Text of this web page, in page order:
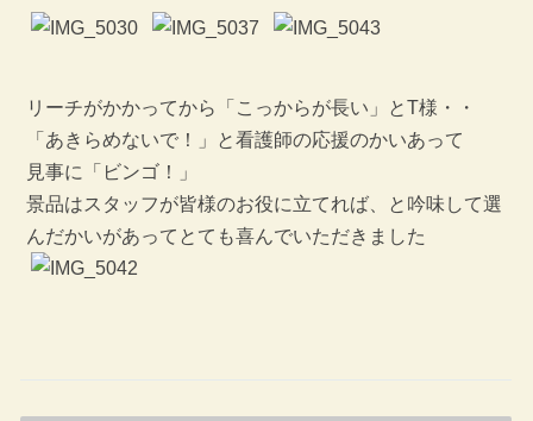
リーチがかかってから「こっからが長い」とT様・・
「あきらめないで！」と看護師の応援のかいあって
見事に「ビンゴ！」
景品はスタッフが皆様のお役に立てれば、と吟味して選
んだかいがあってとても喜んでいただきました